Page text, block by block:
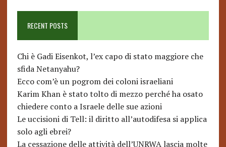
RECENT POSTS
Chi è Gadi Eisenkot, l’ex capo di stato maggiore che
sfida Netanyahu?
Ecco com’è un pogrom dei coloni israeliani
Karim Khan è stato tolto di mezzo perché ha osato
chiedere conto a Israele delle sue azioni
Le uccisioni di Tell: il diritto all’autodifesa si applica
solo agli ebrei?
La cessazione delle attività dell’UNRWA lascia molte